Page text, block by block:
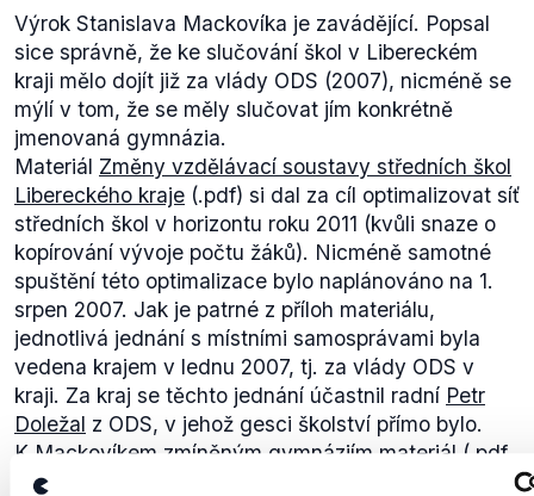
Výrok Stanislava Mackovíka je zavádějící. Popsal
sice správně, že ke slučování škol v Libereckém
kraji mělo dojít již za vlády ODS (2007), nicméně se
mýlí v tom, že se měly slučovat jím konkrétně
jmenovaná gymnázia.
Materiál Změny vzdělávací soustavy středních škol
Libereckého kraje (.pdf) si dal za cíl optimalizovat síť
středních škol v horizontu roku 2011 (kvůli snaze o
kopírování vývoje počtu žáků). Nicméně samotné
spuštění této optimalizace bylo naplánováno na 1.
srpen 2007. Jak je patrné z příloh materiálu,
jednotlivá jednání s místními samosprávami byla
vedena krajem v lednu 2007, tj. za vlády ODS v
kraji. Za kraj se těchto jednání účastnil radní Petr
Doležal z ODS, v jehož gesci školství přímo bylo.
K Mackovíkem zmíněným gymnáziím materiál (.pdf
-str. 52) uvádí: